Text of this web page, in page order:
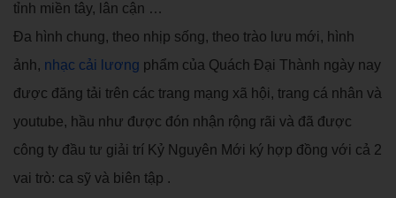
tỉnh miền tây, lân cận …
Đa hình chung, theo nhịp sống, theo trào lưu mới, hình
ảnh, nhạc cải lương phẩm của Quách Đại Thành ngày nay
được đăng tải trên các trang mạng xã hội, trang cá nhân và
youtube, hầu như được đón nhận rộng rãi và đã được
công ty đầu tư giải trí Kỷ Nguyên Mới ký hợp đồng với cả 2
vai trò: ca sỹ và biên tập .